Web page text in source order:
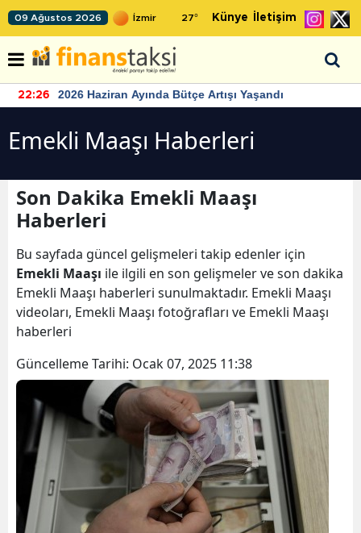
09 Ağustos 2026 27° Künye İletişim
22:26 2026 Haziran Ayında Bütçe Artışı Yaşandı
Emekli Maaşı Haberleri
Son Dakika Emekli Maaşı
Haberleri
Bu sayfada güncel gelişmeleri takip edenler için
Emekli Maaşı ile ilgili en son gelişmeler ve son dakika
Emekli Maaşı haberleri sunulmaktadır. Emekli Maaşı
videoları, Emekli Maaşı fotoğrafları ve Emekli Maaşı
haberleri
Güncelleme Tarihi: Ocak 07, 2025 11:38